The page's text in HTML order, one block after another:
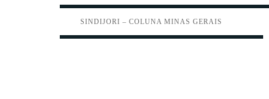
SINDIJORI – COLUNA MINAS GERAIS